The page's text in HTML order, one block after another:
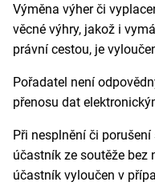
Výměna výher či
věcné výhry, jakož i
právní cestou, je
Pořadatel není
přenosu dat
Při nesplnění či
účastník ze soutěže bez
účastník vyloučen v